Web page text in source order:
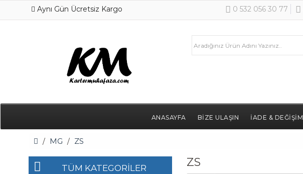
Aynı Gün Ücretsiz Kargo 0 532 056 30 77
ANASAYFA BİZE ULAŞIN İADE & DEĞIŞIM
MG ZS
TÜM KATEGORİLER ZS